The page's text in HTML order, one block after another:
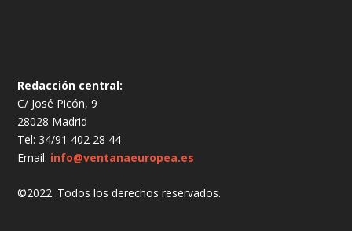
Redacción central:
C/ José Picón, 9
28028 Madrid
Tel: 34/91 402 28 44
Email: info@ventanaeuropea.es
©2022. Todos los derechos reservados.